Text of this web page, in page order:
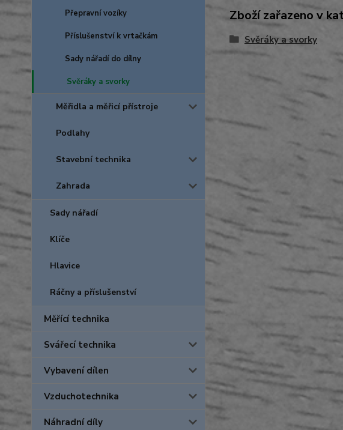
Přepravní vozíky
Příslušenství k vrtačkám
Sady nářadí do dílny
Svěráky a svorky
Měřidla a měřicí přístroje
Podlahy
Stavební technika
Zahrada
Sady nářadí
Klíče
Hlavice
Ráčny a příslušenství
Měřící technika
Svářecí technika
Vybavení dílen
Vzduchotechnika
Náhradní díly
Zboží zařazeno v
Svěráky a svorky